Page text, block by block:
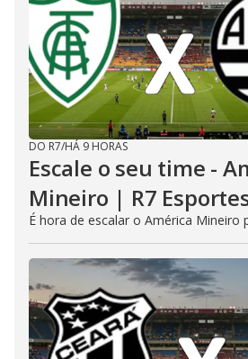
DO R7/HÁ 9 HORAS
Escale o seu time -
Mineiro | R7
É hora de escalar o América Mineiro